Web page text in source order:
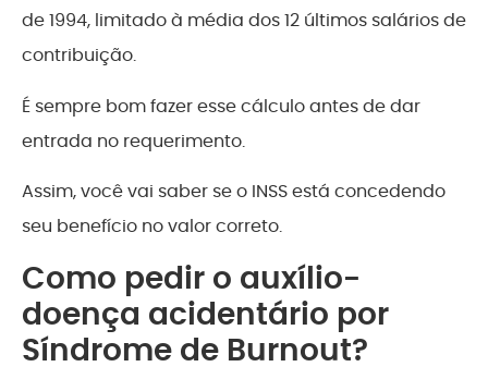
de 1994, limitado à média dos 12 últimos salários de
contribuição.
É sempre bom fazer esse cálculo antes de dar
entrada no requerimento.
Assim, você vai saber se o INSS está concedendo
seu benefício no valor correto.
Como pedir o auxílio-
doença acidentário por
Síndrome de Burnout?